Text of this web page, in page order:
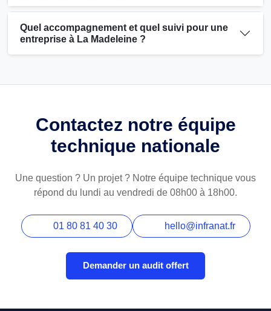
Quel accompagnement et quel suivi pour une
entreprise à La Madeleine ?
Contactez notre équipe
technique nationale
Une question ? Un projet ? Notre équipe technique vous
répond du lundi au vendredi de 08h00 à 18h00.
01 80 81 40 30 hello@infranat.fr
Demander un audit offert